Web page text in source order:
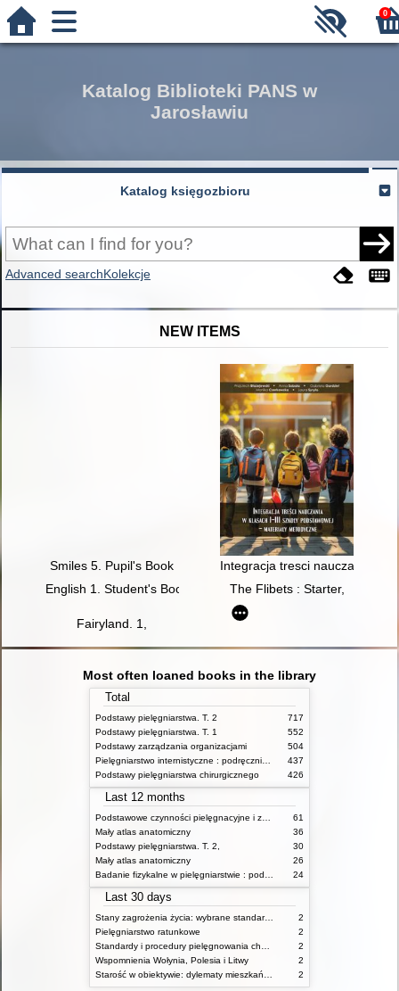
0
Katalog Biblioteki PANS w
Jarosławiu
Katalog księgozbioru
Advanced searchKolekcje
NEW ITEMS
Smiles 5. Pupil's Book
Integracja tresci nauczania w
English 1. Student's Book
The Flibets : Starter,
Fairyland. 1,
Most often loaned books in the library
Total
Podstawy pielęgniarstwa. T. 2
717
Podstawy pielęgniarstwa. T. 1
552
Podstawy zarządzania organizacjami
504
437
Podstawy pielęgniarstwa chirurgicznego
426
Last 12 months
61
Mały atlas anatomiczny
36
Podstawy pielęgniarstwa. T. 2,
30
Mały atlas anatomiczny
26
24
Last 30 days
Stany zagrożenia życia: wybrane standardy opieki i procedury postępowania pielęgniarskiego
2
Pielęgniarstwo ratunkowe
2
2
Wspomnienia Wołynia, Polesia i Litwy
2
2